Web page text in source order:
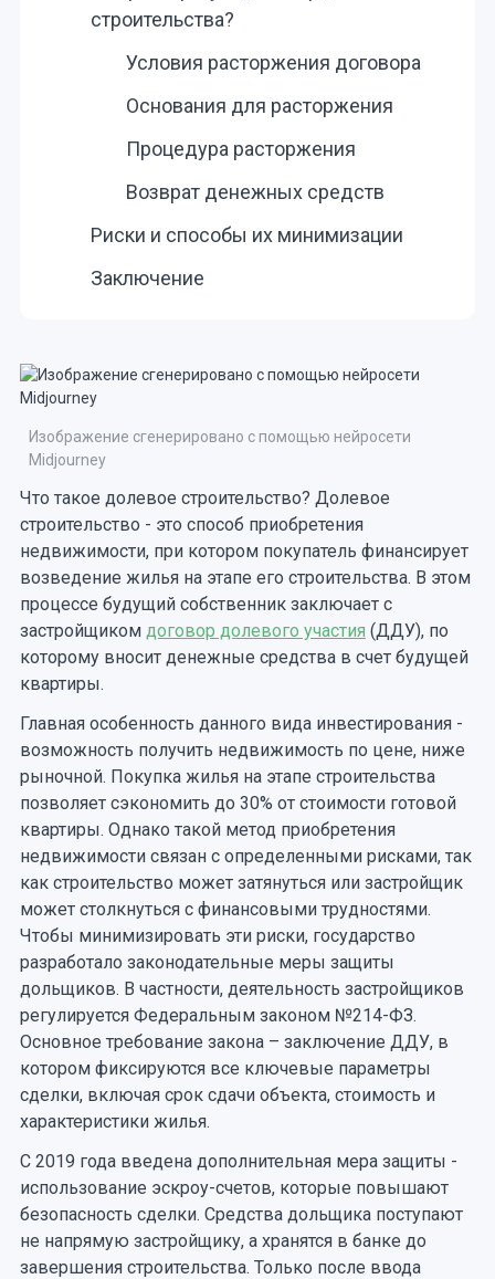
строительства?
Условия расторжения договора
Основания для расторжения
Процедура расторжения
Возврат денежных средств
Риски и способы их минимизации
Заключение
Изображение сгенерировано с помощью нейросети
Midjourney
Что такое долевое строительство? Долевое
строительство - это способ приобретения
недвижимости, при котором покупатель финансирует
возведение жилья на этапе его строительства. В этом
процессе будущий собственник заключает с
застройщиком договор долевого участия (ДДУ), по
которому вносит денежные средства в счет будущей
квартиры.
Главная особенность данного вида инвестирования -
возможность получить недвижимость по цене, ниже
рыночной. Покупка жилья на этапе строительства
позволяет сэкономить до 30% от стоимости готовой
квартиры. Однако такой метод приобретения
недвижимости связан с определенными рисками, так
как строительство может затянуться или застройщик
может столкнуться с финансовыми трудностями.
Чтобы минимизировать эти риски, государство
разработало законодательные меры защиты
дольщиков. В частности, деятельность застройщиков
регулируется Федеральным законом №214-ФЗ.
Основное требование закона – заключение ДДУ, в
котором фиксируются все ключевые параметры
сделки, включая срок сдачи объекта, стоимость и
характеристики жилья.
С 2019 года введена дополнительная мера защиты -
использование эскроу-счетов, которые повышают
безопасность сделки. Средства дольщика поступают
не напрямую застройщику, а хранятся в банке до
завершения строительства. Только после ввода